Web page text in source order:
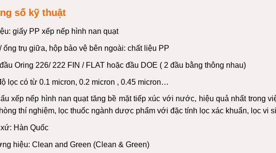
số kỹ thuật
giấy PP xếp nếp hình nan quạt
ống trụ giữa, hộp bảo vệ bên ngoài: chất liệu PP
Oring 226/ 222 FIN / FLAT hoặc đầu DOE ( 2 đầu bằng thông nhau)
lọc có từ 0.1 micron, 0.2 micron , 0.45 micron…
xếp nếp hình nan quạt tăng bề mặt tiếp xúc với nước, hiệu quả nhất trong
thí nghiệm, lọc thuốc ngành dược phẩm với đặc tính lọc xác khuẩn, lọc vi
Hàn Quốc
hiệu: Clean and Green (Clean & Green)